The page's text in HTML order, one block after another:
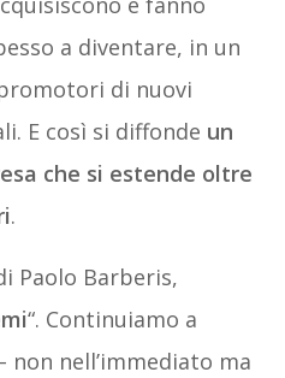
a diventare, in un
di nuovi
E così si diffonde un
che si estende oltre
.
Paolo Barberis,
“. Continuiamo a
non nell’immediato ma